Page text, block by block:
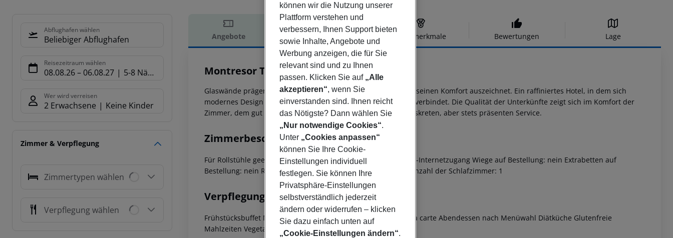
Abflughafen wählen
Beliebiger Abflughafen
Reisezeitraum wählen
08.08.26– 06.08.27 5-8 Nächte
Wer wird verreisen
2 Erwachsene Keine Kinder
Zimmer & Verpflegung
Zimmertypen wählen
Verpflegung wählen
Angebote Hotelbeschreibung Hotelmerkmale Bewertungen Lage
Hotelbeschreibung
Montresor Tower
4
Glaswände prägen das Montresor Hotel Tower, das sich durch seinen Komfort auszeichnet. Ein raffiniertes Hotel, in dem sich
modernes Design mit der Eleganz der klassischen Einrichtung verbindet. Die Qualität der Unterkünfte zeigt sich im Komfort der
Zimmer, dem gut ausgestatteten Tagungszentrum und dem diskreten, aber stets präsenten Service.
Zimmerbeschreibung
Für Rollstühle geeignet Barrierefreies Badezimmer: nein WLAN-Internetzugang Wiege auf Bestellung: nein Extrabetten auf
Bestellung: nein Raucherzimmer: nein Zimmergröße (m²): 30 Anzahl der Schlafzimmer: 1
Verpflegung
Frühstücksbuffet Mittagessen nach Menüwahl Abendessen à la carte Abendessen nach Menüwahl Diätküche Glutenfreie
Mahlzeiten Vegetarische Gerichte
können wir die Nutzung unserer
Plattform verstehen und
verbessern, Ihnen Support bieten
sowie Inhalte, Angebote und
Werbung anzeigen, die für Sie
relevant sind und zu Ihnen
passen. Klicken Sie auf „Alle
akzeptieren“, wenn Sie
einverstanden sind. Ihnen reicht
das Nötigste? Dann wählen Sie
„Nur notwendige Cookies“.
Unter „Cookies anpassen“
können Sie Ihre Cookie-
Einstellungen individuell
festlegen. Sie können Ihre
Privatsphäre-Einstellungen
selbstverständlich jederzeit
ändern oder widerrufen – klicken
Sie dazu einfach unten auf
„Cookie-Einstellungen ändern“.